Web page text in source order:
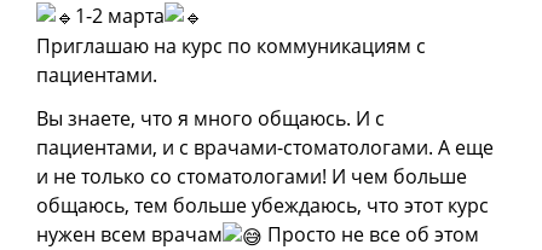
1-2 марта
Приглашаю на курс по коммуникациям с
пациентами.
Вы знаете, что я много общаюсь. И с
пациентами, и с врачами-стоматологами. А еще
и не только со стоматологами! И чем больше
общаюсь, тем больше убеждаюсь, что этот курс
нужен всем врачам
Просто не все об этом